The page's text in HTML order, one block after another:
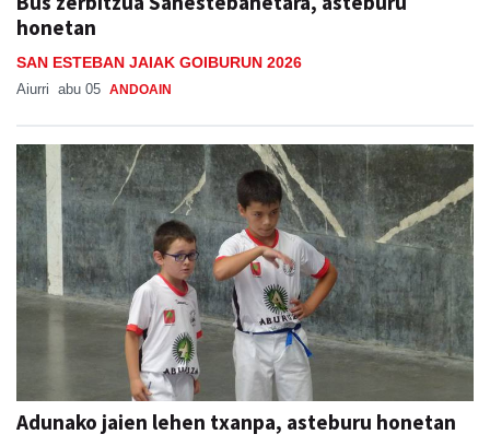
honetan
SAN ESTEBAN JAIAK GOIBURUN 2026
Aiurri abu 05 ANDOAIN
Adunako jaien lehen txanpa, asteburu honetan